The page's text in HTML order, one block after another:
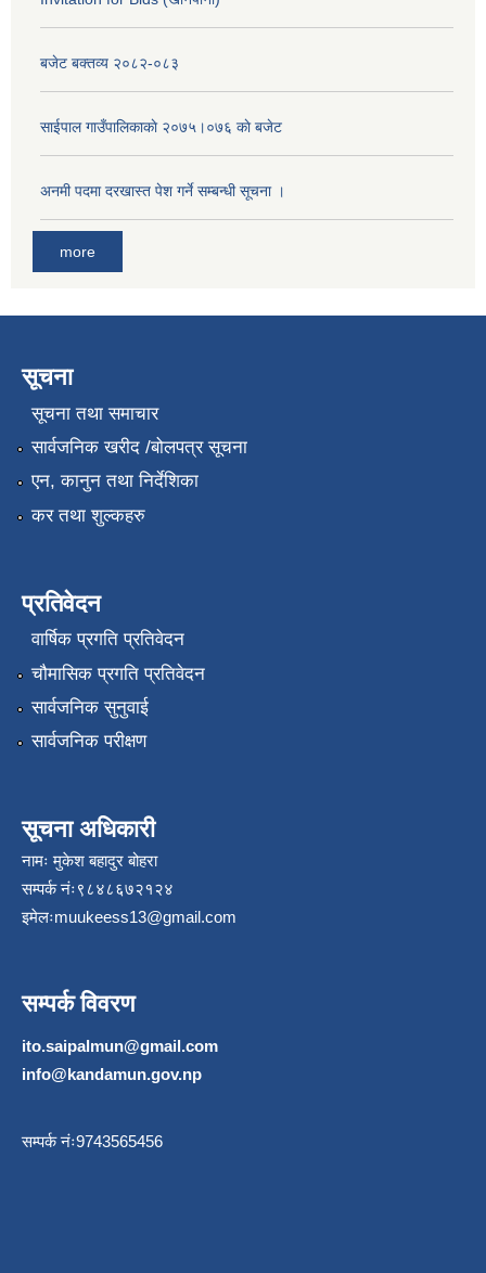
बजेट बक्तव्य २०८२-०८३
साईपाल गाउँपालिकाकाे २०७५।०७६ काे बजेट
अनमी पदमा दरखास्त पेश गर्ने सम्बन्धी सूचना ।
more
सूचना
सूचना तथा समाचार
सार्वजनिक खरीद /बोलपत्र सूचना
एन, कानुन तथा निर्देशिका
कर तथा शुल्कहरु
प्रतिवेदन
वार्षिक प्रगति प्रतिवेदन
चौमासिक प्रगति प्रतिवेदन
सार्वजनिक सुनुवाई
सार्वजनिक परीक्षण
सूचना अधिकारी
नामः मुकेश बहादुर बोहरा
सम्पर्क नंः९८४८६७२१२४
इमेलःmuukeess13@gmail.com
सम्पर्क विवरण
ito.saipalmun@gmail.com
info@kandamun.gov.np
सम्पर्क नंः9743565456